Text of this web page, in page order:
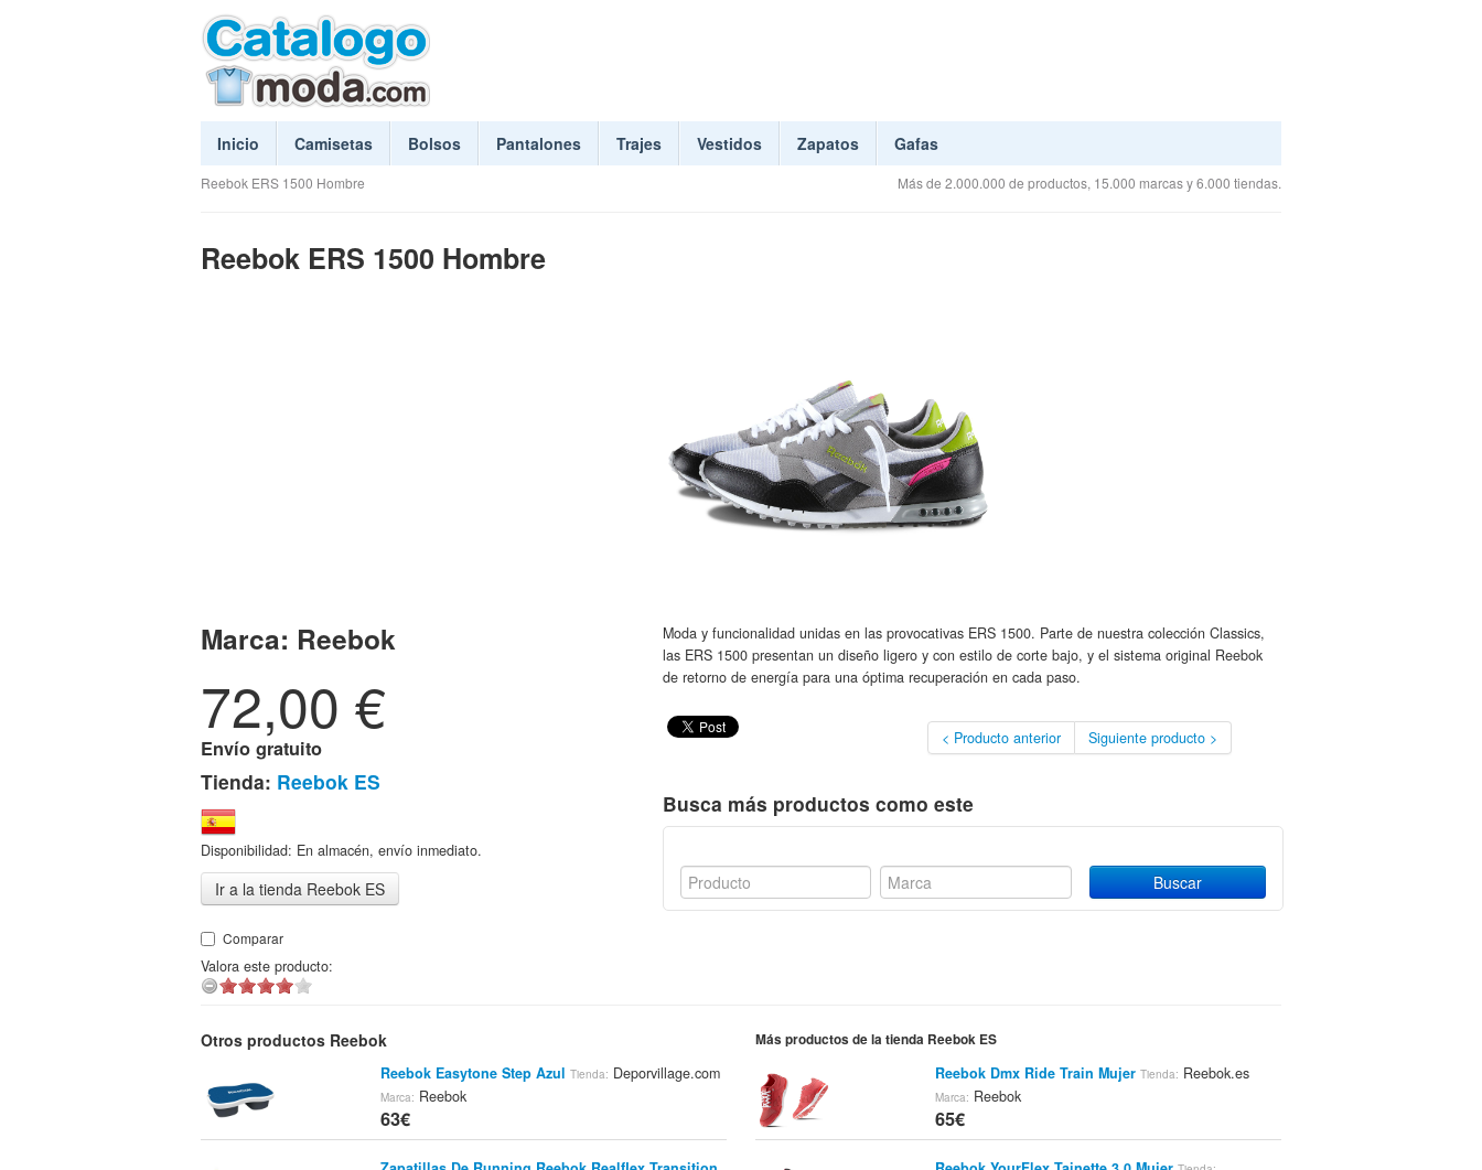
Inicio Camisetas Bolsos Pantalones Trajes Vestidos Zapatos Gafas
Reebok ERS 1500 Hombre Más de 2.000.000 de productos, 15.000 marcas y 6.000 tiendas.
Reebok ERS 1500 Hombre
Marca: Reebok
72,00 €
Envío gratuito
Tienda: Reebok ES
Disponibilidad: En almacén, envío inmediato.
Ir a la tienda Reebok ES
Comparar
Valora este producto:
Moda y funcionalidad unidas en las provocativas ERS 1500. Parte de nuestra colección Classics,
las ERS 1500 presentan un diseño ligero y con estilo de corte bajo, y el sistema original Reebok
de retorno de energía para una óptima recuperación en cada paso.
< Producto anterior Siguiente producto >
Busca más productos como este
Otros productos Reebok
Reebok Easytone Step Azul Tienda: Deporvillage.com
Marca: Reebok
63€
Más productos de la tienda Reebok ES
Reebok Dmx Ride Train Mujer Tienda: Reebok.es
Marca: Reebok
65€